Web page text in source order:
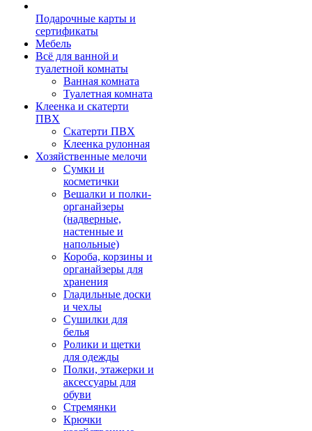
Подарочные карты и
сертификаты
Мебель
Всё для ванной и
туалетной комнаты
Ванная комната
Туалетная комната
Клеенка и скатерти
ПВХ
Скатерти ПВХ
Клеенка рулонная
Хозяйственные мелочи
Сумки и
косметички
Вешалки и полки-
органайзеры
(надверные,
настенные и
напольные)
Короба, корзины и
органайзеры для
хранения
Гладильные доски
и чехлы
Сушилки для
белья
Ролики и щетки
для одежды
Полки, этажерки и
аксессуары для
обуви
Стремянки
Крючки